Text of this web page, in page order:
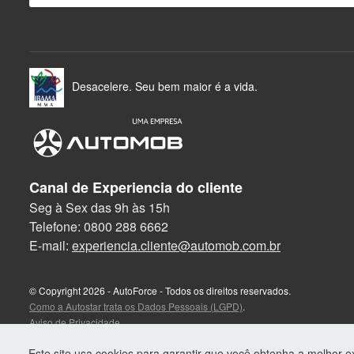
Desacelere. Seu bem maior é a vida.
Canal de Experiencia do cliente
Seg à Sex das 9h às 15h
Telefone: 0800 288 6662
E-mail: experiencia.cliente@automob.com.br
© Copyright 2026 -AutoForce - Todos os direitos reservados.
Como a Autostar trata os Dados Pessoais (LGPD).
Aviso de Privacidade